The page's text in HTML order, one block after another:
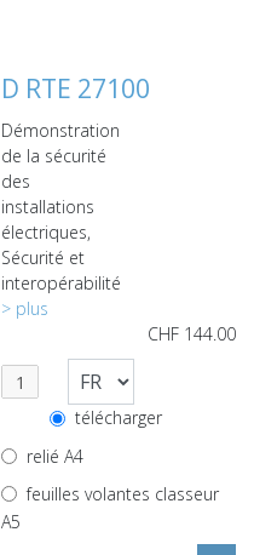
D RTE 27100
Démonstration
de la sécurité
des
installations
électriques,
Sécurité et
interopérabilité
> plus
CHF 144.00
télécharger
relié A4
feuilles volantes classeur
A5